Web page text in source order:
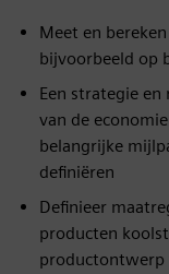
Meet en
bijvoorbeeld op
Een strategie
van de
belangrijke
definiëren
Definieer
producten
productontwerp